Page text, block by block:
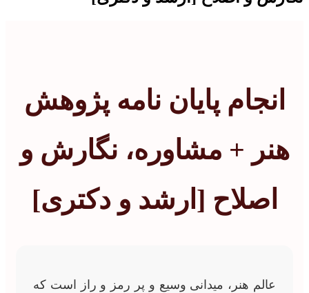
انجام پایان نامه پژوهش
هنر + مشاوره، نگارش و
اصلاح [ارشد و دکتری]
عالم هنر، میدانی وسیع و پر رمز و راز است که